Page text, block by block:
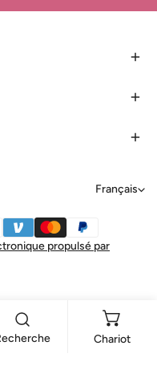
L
n
e
Français
propulsé par
Chariot